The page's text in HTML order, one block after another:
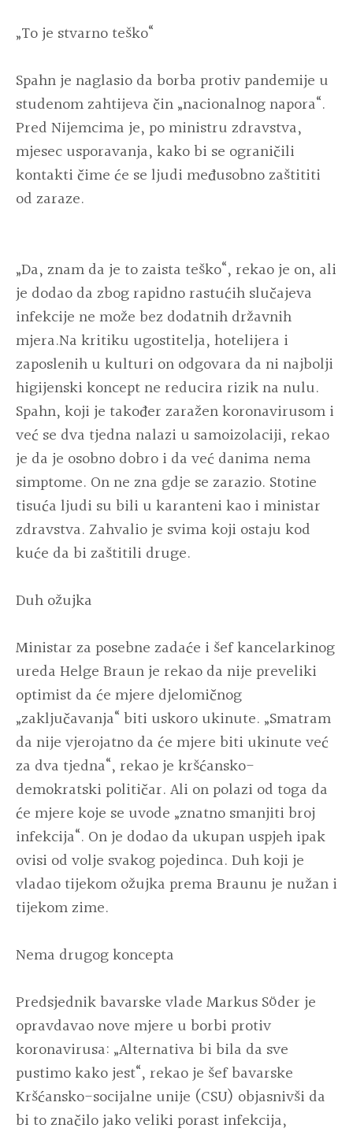
„To je stvarno teško“
Spahn je naglasio da borba protiv pandemije u
studenom zahtijeva čin „nacionalnog napora“.
Pred Nijemcima je, po ministru zdravstva,
mjesec usporavanja, kako bi se ograničili
kontakti čime će se ljudi međusobno zaštititi
od zaraze.
„Da, znam da je to zaista teško“, rekao je on, ali
je dodao da zbog rapidno rastućih slučajeva
infekcije ne može bez dodatnih državnih
mjera.Na kritiku ugostitelja, hotelijera i
zaposlenih u kulturi on odgovara da ni najbolji
higijenski koncept ne reducira rizik na nulu.
Spahn, koji je također zaražen koronavirusom i
već se dva tjedna nalazi u samoizolaciji, rekao
je da je osobno dobro i da već danima nema
simptome. On ne zna gdje se zarazio. Stotine
tisuća ljudi su bili u karanteni kao i ministar
zdravstva. Zahvalio je svima koji ostaju kod
kuće da bi zaštitili druge.
Duh ožujka
Ministar za posebne zadaće i šef kancelarkinog
ureda Helge Braun je rekao da nije preveliki
optimist da će mjere djelomičnog
„zaključavanja“ biti uskoro ukinute. „Smatram
da nije vjerojatno da će mjere biti ukinute već
za dva tjedna“, rekao je kršćansko-
demokratski političar. Ali on polazi od toga da
će mjere koje se uvode „znatno smanjiti broj
infekcija“. On je dodao da ukupan uspjeh ipak
ovisi od volje svakog pojedinca. Duh koji je
vladao tijekom ožujka prema Braunu je nužan i
tijekom zime.
Nema drugog koncepta
Predsjednik bavarske vlade Markus Söder je
opravdavao nove mjere u borbi protiv
koronavirusa: „Alternativa bi bila da sve
pustimo kako jest“, rekao je šef bavarske
Kršćansko-socijalne unije (CSU) objasnivši da
bi to značilo jako veliki porast infekcija,